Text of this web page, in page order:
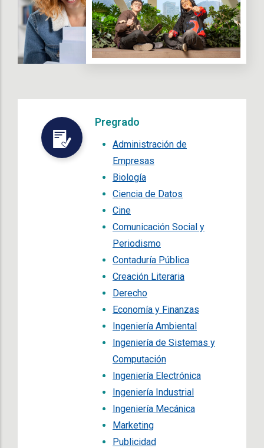
Pregrado
Administración de
Empresas
Biología
Ciencia de Datos
Cine
Comunicación Social y
Periodismo
Contaduría Pública
Creación Literaria
Derecho
Economía y Finanzas
Ingeniería Ambiental
Ingeniería de Sistemas y
Computación
Ingeniería Electrónica
Ingeniería Industrial
Ingeniería Mecánica
Marketing
Publicidad